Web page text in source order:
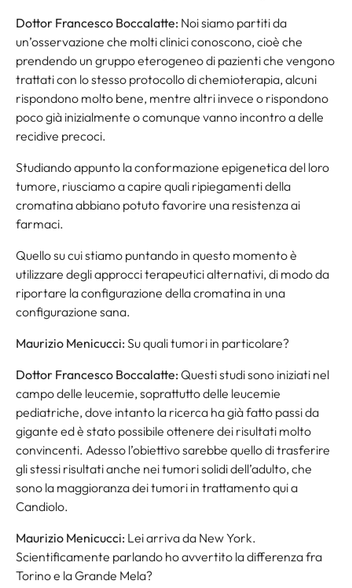
Dottor Francesco Boccalatte: Noi siamo partiti da
un’osservazione che molti clinici conoscono, cioè che
prendendo un gruppo eterogeneo di pazienti che vengono
trattati con lo stesso protocollo di chemioterapia, alcuni
rispondono molto bene, mentre altri invece o rispondono
poco già inizialmente o comunque vanno incontro a delle
recidive precoci.
Studiando appunto la conformazione epigenetica del loro
tumore, riusciamo a capire quali ripiegamenti della
cromatina abbiano potuto favorire una resistenza ai
farmaci.
Quello su cui stiamo puntando in questo momento è
utilizzare degli approcci terapeutici alternativi, di modo da
riportare la configurazione della cromatina in una
configurazione sana.
Maurizio Menicucci: Su quali tumori in particolare?
Dottor Francesco Boccalatte: Questi studi sono iniziati nel
campo delle leucemie, soprattutto delle leucemie
pediatriche, dove intanto la ricerca ha già fatto passi da
gigante ed è stato possibile ottenere dei risultati molto
convincenti. Adesso l’obiettivo sarebbe quello di trasferire
gli stessi risultati anche nei tumori solidi dell’adulto, che
sono la maggioranza dei tumori in trattamento qui a
Candiolo.
Maurizio Menicucci: Lei arriva da New York.
Scientificamente parlando ho avvertito la differenza fra
Torino e la Grande Mela?